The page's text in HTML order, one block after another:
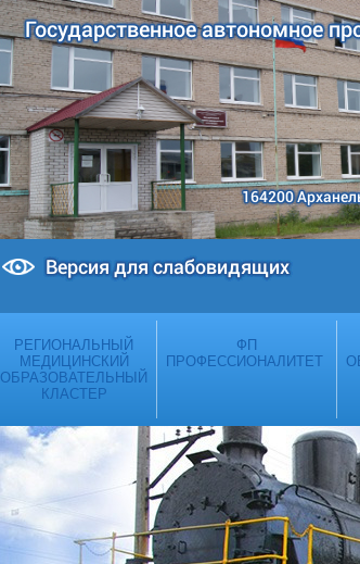
Государственное автономное
164200
Версия для слабовидящих
РЕГИОНАЛЬНЫЙ
МЕДИЦИНСКИЙ
ОБРАЗОВАТЕЛЬНЫЙ
КЛАСТЕР
ФП
ПРОФЕССИОНАЛИТЕТ